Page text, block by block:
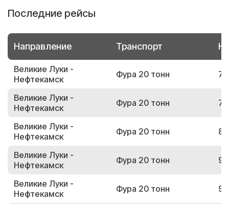
Последние рейсы
Направление Транспорт
Великие Луки -
Нефтекамск
Фура 20 тонн
Великие Луки -
Нефтекамск
Фура 20 тонн
Великие Луки -
Нефтекамск
Фура 20 тонн
Великие Луки -
Нефтекамск
Фура 20 тонн
Великие Луки -
Нефтекамск
Фура 20 тонн